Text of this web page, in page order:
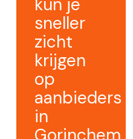
kun je
sneller
zicht
krijgen
op
aanbieders
in